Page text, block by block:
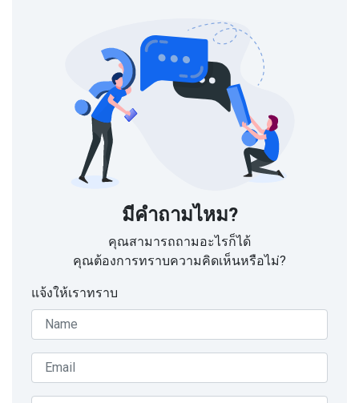
มีคำถามไหม?
คุณสามารถถามอะไรก็ได้
คุณต้องการทราบความคิดเห็นหรือไม่?
แจ้งให้เราทราบ